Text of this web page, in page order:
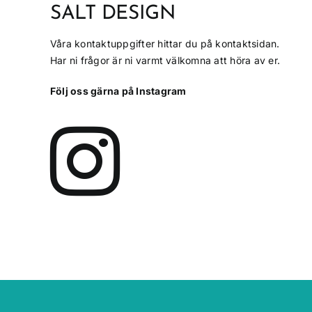
SALT DESIGN
Våra kontaktuppgifter hittar du på kontaktsidan.
Har ni frågor är ni varmt välkomna att höra av er.
Följ oss gärna på Instagram